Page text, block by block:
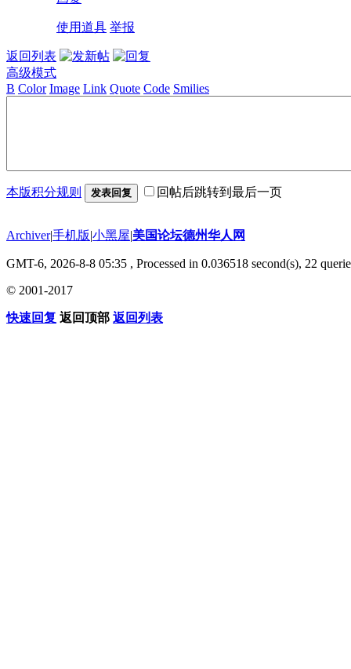
使用道具 举报
返回列表
高级模式
B Color Image Link Quote Code Smilies
本版积分规则 发表回复 回帖后跳转到最后一页
Archiver|手机版|小黑屋|美国论坛德州华人网
GMT-6, 2026-8-8 05:35 , Processed in 0.036518 second(s), 22
© 2001-2017
快速回复 返回顶部 返回列表